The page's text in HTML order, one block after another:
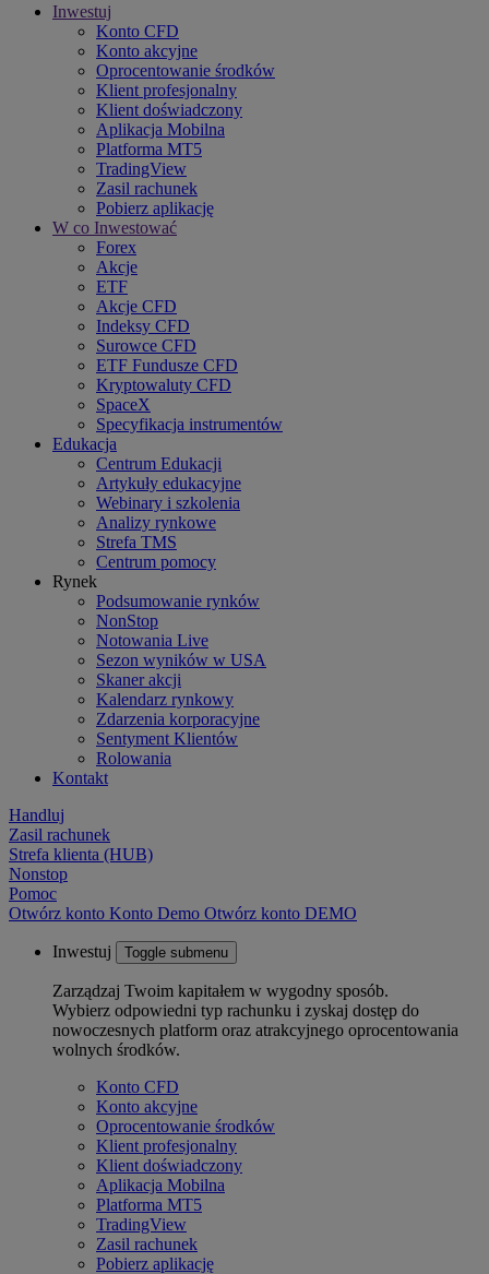
Inwestuj
Konto CFD
Konto akcyjne
Oprocentowanie środków
Klient profesjonalny
Klient doświadczony
Aplikacja Mobilna
Platforma MT5
TradingView
Zasil rachunek
Pobierz aplikację
W co Inwestować
Forex
Akcje
ETF
Akcje CFD
Indeksy CFD
Surowce CFD
ETF Fundusze CFD
Kryptowaluty CFD
SpaceX
Specyfikacja instrumentów
Edukacja
Centrum Edukacji
Artykuły edukacyjne
Webinary i szkolenia
Analizy rynkowe
Strefa TMS
Centrum pomocy
Rynek
Podsumowanie rynków
NonStop
Notowania Live
Sezon wyników w USA
Skaner akcji
Kalendarz rynkowy
Zdarzenia korporacyjne
Sentyment Klientów
Rolowania
Kontakt
Handluj
Zasil rachunek
Strefa klienta (HUB)
Nonstop
Pomoc
Otwórz konto Konto Demo Otwórz konto DEMO
Inwestuj Toggle submenu
Zarządzaj Twoim kapitałem w wygodny sposób.
Wybierz odpowiedni typ rachunku i zyskaj dostęp do
nowoczesnych platform oraz atrakcyjnego oprocentowania
wolnych środków.
Konto CFD
Konto akcyjne
Oprocentowanie środków
Klient profesjonalny
Klient doświadczony
Aplikacja Mobilna
Platforma MT5
TradingView
Zasil rachunek
Pobierz aplikację